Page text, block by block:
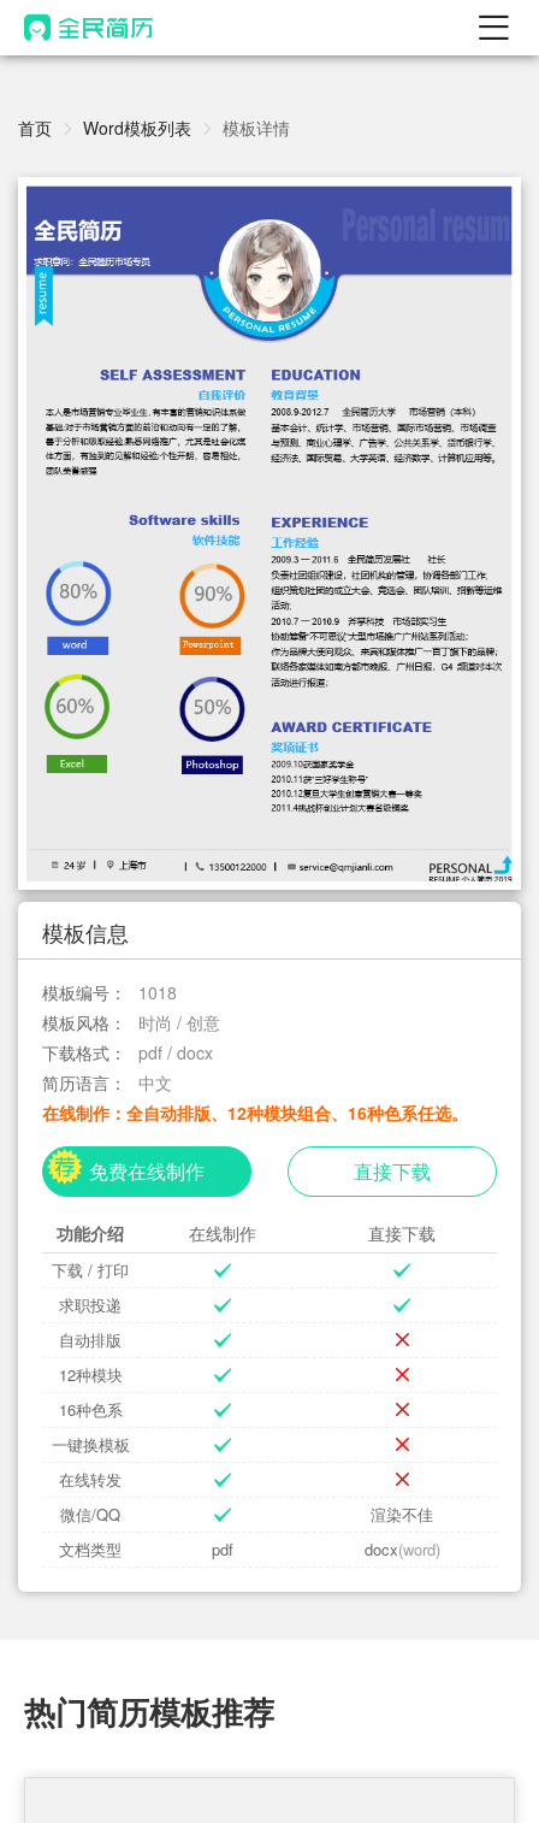
AI 简历工具 热门
AI 生成简历
AI 优化简历
AI 翻译简历
AI 职场工具 New
登录 / 注册
首页 Word模板列表 模板详情
模板信息
模板编号：
1018
模板风格：
时尚 / 创意
下载格式：
pdf / docx
简历语言：
中文
在线制作：全自动排版、12种模块组合、16种色系任选。
免费在线制作 直接下载
功能介绍 在线制作 直接下载
下载 / 打印
求职投递
自动排版
12种模块
16种色系
一键换模板
在线转发
微信/QQ
渲染不佳
文档类型
pdf docx(word)
热门简历模板推荐